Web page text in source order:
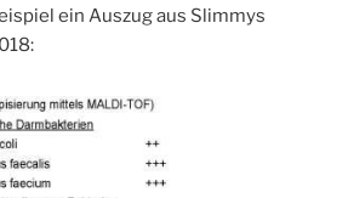
ein Auszug aus Slimmys